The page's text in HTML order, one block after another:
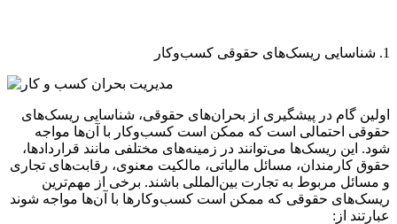
1. شناسایی ریسک‌های حقوقی کسب‌وکار
اولین گام در پیشگیری از بحران‌های حقوقی، شناسایی ریسک‌های
حقوقی احتمالی است که ممکن است کسب‌وکار با آن‌ها مواجه
شود. این ریسک‌ها می‌توانند در زمینه‌های مختلفی مانند قراردادها،
حقوق کارمندان، مسائل مالیاتی، مالکیت معنوی، رقابت‌های تجاری
و مسائل مربوط به تجارت بین‌المللی باشند. برخی از مهم‌ترین
ریسک‌های حقوقی که ممکن است کسب‌وکارها با آن‌ها مواجه شوند
عبارتند از: